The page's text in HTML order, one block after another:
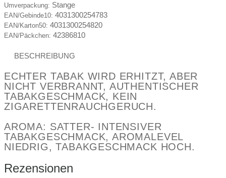
Umverpackung: Stange
EAN/Gebinde10: 4031300254783
EAN/Karton50: 4031300254820
EAN/Päckchen: 42386810
BESCHREIBUNG
ECHTER TABAK WIRD ERHITZT, ABER
NICHT VERBRANNT, AUTHENTISCHER
TABAKGESCHMACK, KEIN
ZIGARETTENRAUCHGERUCH.
AROMA: SATTER- INTENSIVER
TABAKGESCHMACK, AROMALEVEL
NIEDRIG, TABAKGESCHMACK HOCH.
Rezensionen